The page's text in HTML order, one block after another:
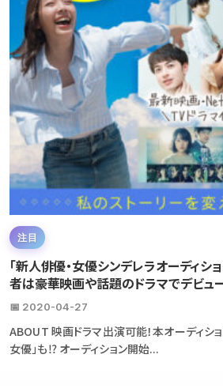
注目
「新人俳優・女優シンデレラオーディシ
者は豪華映画や話題のドラマでデビュ
📅 2020-04-27
ABOUT 映画ドラマ出演可能！本オーディシ
女優」も⁉ オーディション開始...